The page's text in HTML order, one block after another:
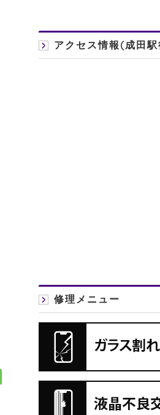
アクセス情報(成田
修理メニュー